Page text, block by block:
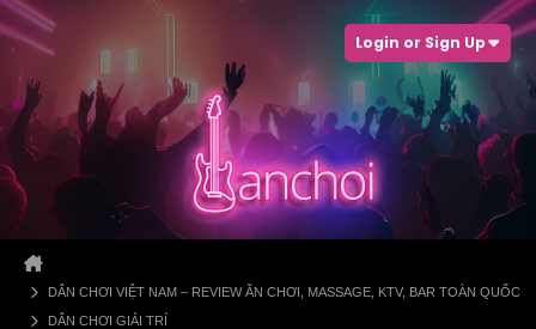
Login or Sign Up
DÂN CHƠI VIỆT NAM – REVIEW ĂN CHƠI, MASSAGE, KTV, BAR TOÀN QUỐC
DÂN CHƠI GIẢI TRÍ